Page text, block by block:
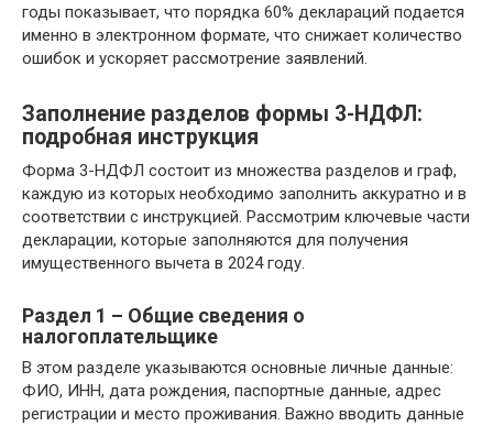
годы показывает, что порядка 60% деклараций подается
именно в электронном формате, что снижает количество
ошибок и ускоряет рассмотрение заявлений.
Заполнение разделов формы 3-НДФЛ:
подробная инструкция
Форма 3-НДФЛ состоит из множества разделов и граф,
каждую из которых необходимо заполнить аккуратно и в
соответствии с инструкцией. Рассмотрим ключевые части
декларации, которые заполняются для получения
имущественного вычета в 2024 году.
Раздел 1 – Общие сведения о
налогоплательщике
В этом разделе указываются основные личные данные:
ФИО, ИНН, дата рождения, паспортные данные, адрес
регистрации и место проживания. Важно вводить данные